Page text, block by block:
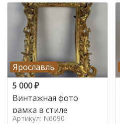
Ярославль
5 000₽
Винтажная фото
рамка в стиле
Артикул: N6090